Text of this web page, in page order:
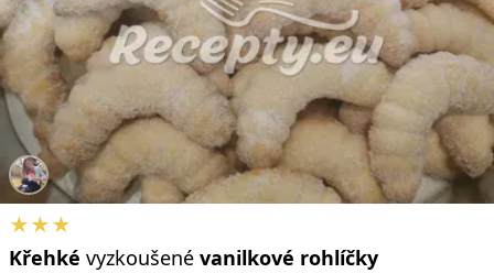
★★★
Křehké vyzkoušené vanilkové rohlíčky